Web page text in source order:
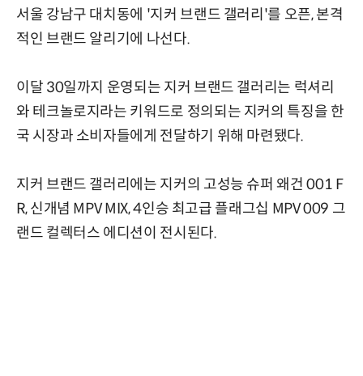
서울 강남구 대치동에 '지커 브랜드 갤러리'를 오픈, 본격
적인 브랜드 알리기에 나선다.
이달 30일까지 운영되는 지커 브랜드 갤러리는 럭셔리
와 테크놀로지라는 키워드로 정의되는 지커의 특징을 한
국 시장과 소비자들에게 전달하기 위해 마련됐다.
지커 브랜드 갤러리에는 지커의 고성능 슈퍼 왜건 001 F
R, 신개념 MPV MIX, 4인승 최고급 플래그십 MPV 009 그
랜드 컬렉터스 에디션이 전시된다.